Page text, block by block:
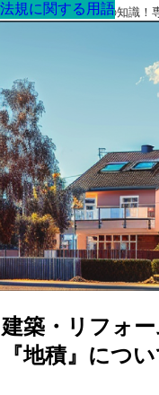
最高の家を作るための知識！
建築・リフォ
『地積』につ
法規に関する用語
法規に関する用語
法規に関する用語
法規に関する用語
法規に関する用語
法規に関する用語
法規に関する用語